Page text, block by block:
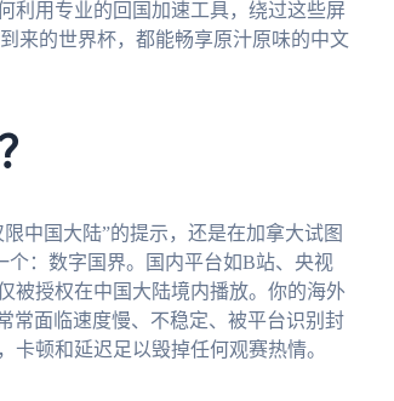
利用专业的回国加速工具，绕过这些屏
来的世界杯，都能畅享原汁原味的中文
中国大陆”的提示，还是在加拿大试图
：数字国界。国内平台如B站、央视
被授权在中国大陆境内播放。你的海外
常面临速度慢、不稳定、被平台识别封
顿和延迟足以毁掉任何观赛热情。